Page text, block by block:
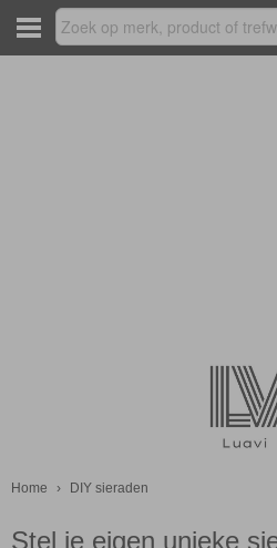
Home › DIY sieraden
Stel je eigen unieke